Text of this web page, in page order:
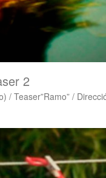
2
/ Teaser”Ramo” /